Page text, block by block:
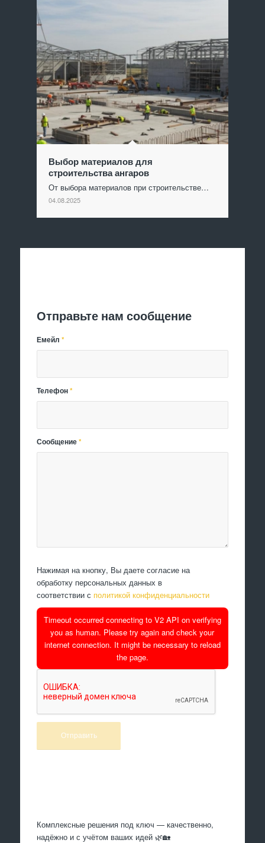
Выбор материалов для
строительства ангаров
От выбора материалов при строительстве…
04.08.2025
Отправьте нам сообщение
Емейл*
Телефон*
Сообщение*
Нажимая на кнопку, Вы даете согласие на
обработку персональных данных в
соответствии с политикой конфиденциальности
Timeout occurred connecting to V2 API on verifying
you as human. Please try again and check your
internet connection. It might be necessary to reload
the page.
Комплексные решения под ключ — качественно,
надёжно и с учётом ваших идей 🌿🏡